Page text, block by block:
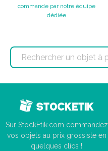
commande par notre équipe
dédiée
Sur StockEtik.com commandez
vos objets au prix grossiste en
quelques clics !